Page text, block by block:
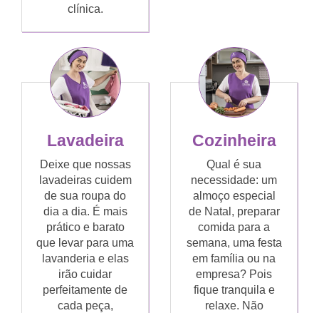
clínica.
Lavadeira
Deixe que nossas
lavadeiras cuidem
de sua roupa do
dia a dia. É mais
prático e barato
que levar para uma
lavanderia e elas
irão cuidar
perfeitamente de
cada peça,
Cozinheira
Qual é sua
necessidade: um
almoço especial
de Natal, preparar
comida para a
semana, uma festa
em família ou na
empresa? Pois
fique tranquila e
relaxe. Não